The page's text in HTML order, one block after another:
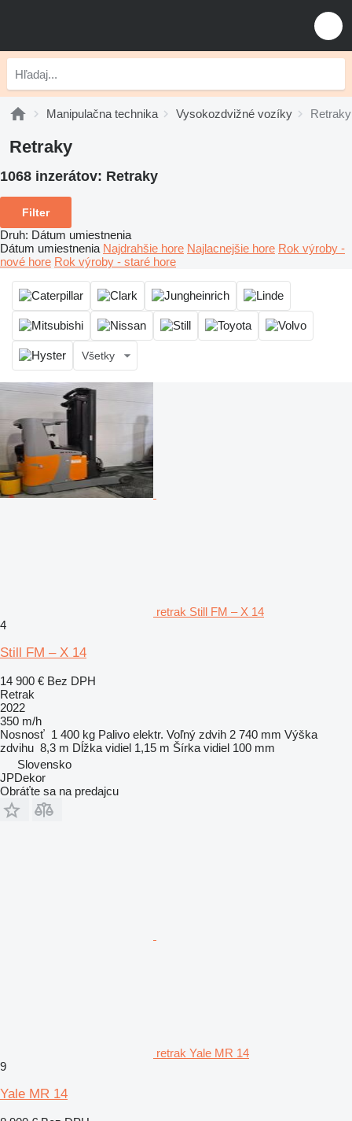
Manipulačna technika Vysokozdvižné vozíky Retraky
Retraky
1068 inzerátov: Retraky
Filter
Druh: Dátum umiestnenia
Dátum umiestnenia Najdrahšie hore Najlacnejšie hore Rok výroby -
nové hore Rok výroby - staré hore
Všetky
retrak Still FM – X 14
4
Still FM – X 14
14 900 € Bez DPH
Retrak
2022
350 m/h
Nosnosť 1 400 kg Palivo elektr. Voľný zdvih 2 740 mm Výška
zdvihu 8,3 m Dĺžka vidiel 1,15 m Šírka vidiel 100 mm
Slovensko
JPDekor
Obráťte sa na predajcu
retrak Yale MR 14
9
Yale MR 14